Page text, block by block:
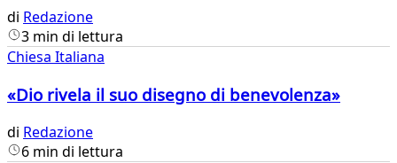
di Redazione
3 min di lettura
Chiesa Italiana
«Dio rivela il suo disegno di benevolenza»
di Redazione
6 min di lettura